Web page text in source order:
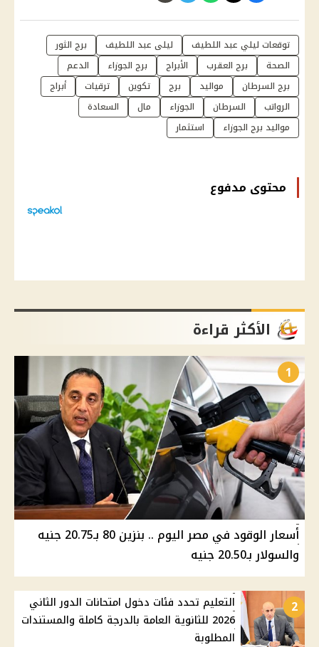
توقعات ليلي عبد اللطيف ليلى عبد اللطيف
برج الثور
الصحة
برج العقرب الأبراج برج الجوزاء
الدعم
برج السرطان
مواليد برج تكوين ترقيات
أبراج
الرواتب
السرطان الجوزاء مال
السعادة
مواليد برج الجوزاء
استثمار
محتوى مدفوع
الأكثر قراءة
1
أسعار الوقود في مصر اليوم .. بنزين 80 بـ20.75 جنيه
والسولار بـ20.50 جنيه
2
التعليم تحدد فئات دخول امتحانات الدور الثاني
2026 للثانوية العامة بالدرجة كاملة والمستندات
المطلوبة